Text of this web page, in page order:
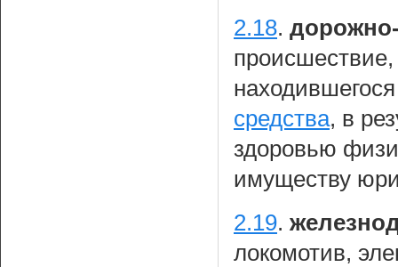
2.18.
средства, в
здоровью
имуществу
2.19.
локомотив,